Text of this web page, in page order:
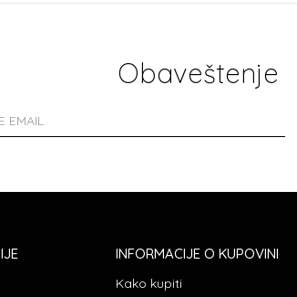
Obaveštenje
INFORMACIJE O KUPOVINI
Kako kupiti